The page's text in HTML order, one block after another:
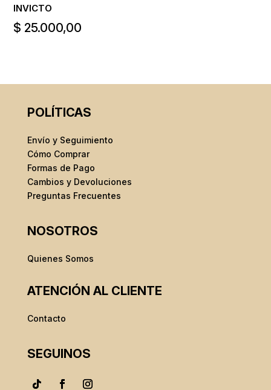
INVICTO
$ 25.000,00
POLÍTICAS
Envío y Seguimiento
Cómo Comprar
Formas de Pago
Cambios y Devoluciones
Preguntas Frecuentes
NOSOTROS
Quienes Somos
ATENCIÓN AL CLIENTE
Contacto
SEGUINOS